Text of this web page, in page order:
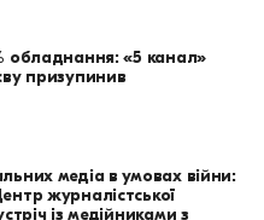
обладнання: «5 канал»
призупинив
медіа в умовах війни:
журналістської
із медійниками з